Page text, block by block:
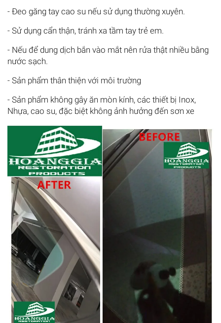
- Đeo găng tay cao su nếu sử dụng thường xuyên.
- Sử dụng cẩn thận, tránh xa tầm tay trẻ em.
- Nếu để dung dịch bắn vào mắt nên rửa thật nhiều bằng
nước sạch.
- Sản phẩm thân thiện với môi trường
- Sản phẩm không gây ăn mòn kính, các thiết bị Inox,
Nhựa, cao su, đặc biệt không ảnh hưởng đến sơn xe